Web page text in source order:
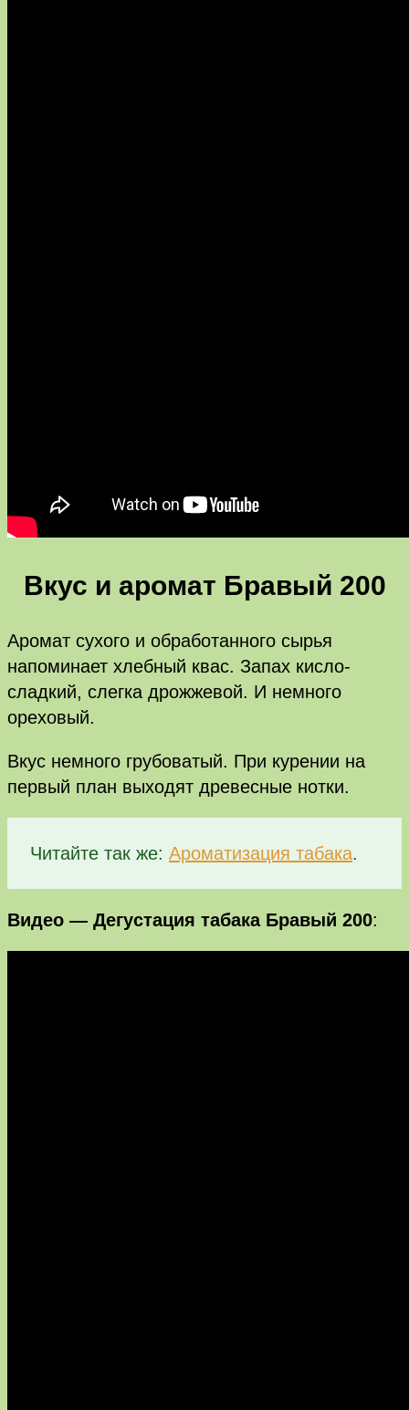
Вкус и аромат Бравый 200
Аромат сухого и обработанного сырья
напоминает хлебный квас. Запах кисло-
сладкий, слегка дрожжевой. И немного
ореховый.
Вкус немного грубоватый. При курении на
первый план выходят древесные нотки.
Читайте так же: Ароматизация табака.
Видео — Дегустация табака Бравый 200: